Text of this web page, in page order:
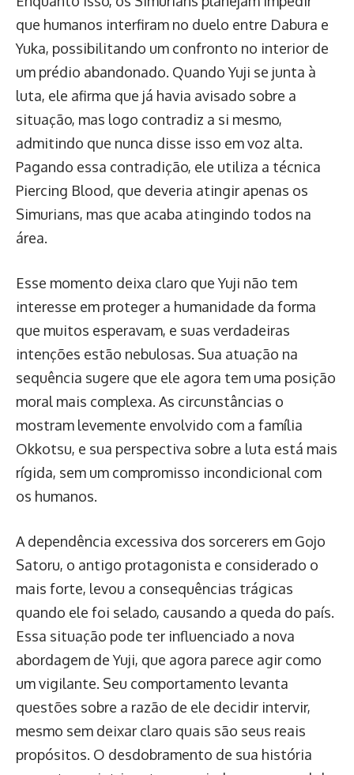
que humanos interfiram no duelo entre Dabura e
Yuka, possibilitando um confronto no interior de
um prédio abandonado. Quando Yuji se junta à
luta, ele afirma que já havia avisado sobre a
situação, mas logo contradiz a si mesmo,
admitindo que nunca disse isso em voz alta.
Pagando essa contradição, ele utiliza a técnica
Piercing Blood, que deveria atingir apenas os
Simurians, mas que acaba atingindo todos na
área.
Esse momento deixa claro que Yuji não tem
interesse em proteger a humanidade da forma
que muitos esperavam, e suas verdadeiras
intenções estão nebulosas. Sua atuação na
sequência sugere que ele agora tem uma posição
moral mais complexa. As circunstâncias o
mostram levemente envolvido com a família
Okkotsu, e sua perspectiva sobre a luta está mais
rígida, sem um compromisso incondicional com
os humanos.
A dependência excessiva dos sorcerers em Gojo
Satoru, o antigo protagonista e considerado o
mais forte, levou a consequências trágicas
quando ele foi selado, causando a queda do país.
Essa situação pode ter influenciado a nova
abordagem de Yuji, que agora parece agir como
um vigilante. Seu comportamento levanta
questões sobre a razão de ele decidir intervir,
mesmo sem deixar claro quais são seus reais
propósitos. O desdobramento de sua história